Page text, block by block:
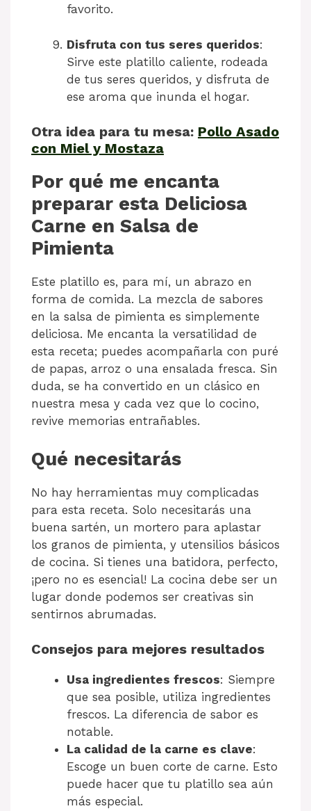
favorito.
Disfruta con tus seres queridos:
Sirve este platillo caliente, rodeada
de tus seres queridos, y disfruta de
ese aroma que inunda el hogar.
Otra idea para tu mesa: Pollo Asado
con Miel y Mostaza
Por qué me encanta
preparar esta Deliciosa
Carne en Salsa de
Pimienta
Este platillo es, para mí, un abrazo en
forma de comida. La mezcla de sabores
en la salsa de pimienta es simplemente
deliciosa. Me encanta la versatilidad de
esta receta; puedes acompañarla con puré
de papas, arroz o una ensalada fresca. Sin
duda, se ha convertido en un clásico en
nuestra mesa y cada vez que lo cocino,
revive memorias entrañables.
Qué necesitarás
No hay herramientas muy complicadas
para esta receta. Solo necesitarás una
buena sartén, un mortero para aplastar
los granos de pimienta, y utensilios básicos
de cocina. Si tienes una batidora, perfecto,
¡pero no es esencial! La cocina debe ser un
lugar donde podemos ser creativas sin
sentirnos abrumadas.
Consejos para mejores resultados
Usa ingredientes frescos: Siempre
que sea posible, utiliza ingredientes
frescos. La diferencia de sabor es
notable.
La calidad de la carne es clave:
Escoge un buen corte de carne. Esto
puede hacer que tu platillo sea aún
más especial.